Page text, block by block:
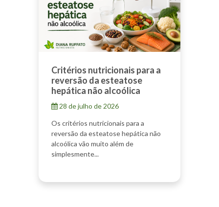
Critérios nutricionais para a
reversão da esteatose
hepática não alcoólica
28 de julho de 2026
Os critérios nutricionais para a
reversão da esteatose hepática não
alcoólica vão muito além de
simplesmente...